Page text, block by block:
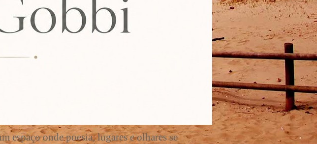
espaço onde poesia, lugares e olhares se